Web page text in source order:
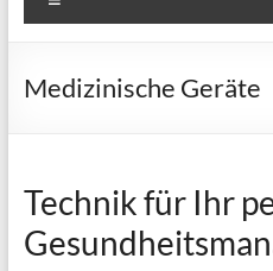
Medizinische Geräte
Technik für Ihr